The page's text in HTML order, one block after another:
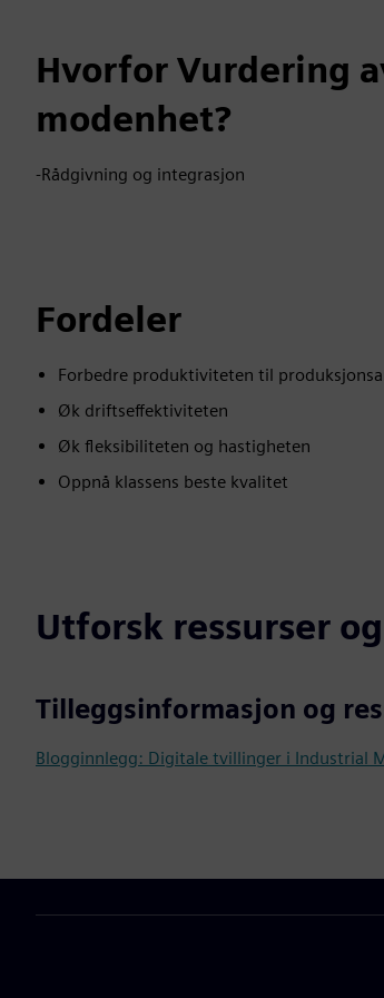
Hvorfor Vurdering
modenhet?
-Rådgivning og integrasjon
Fordeler
Forbedre produktiviteten til
Øk driftseffektiviteten
Øk fleksibiliteten og hastigheten
Oppnå klassens beste kvalitet
Utforsk ressurser
Tilleggsinformasjon og
Blogginnlegg: Digitale tvillinger i Industrial